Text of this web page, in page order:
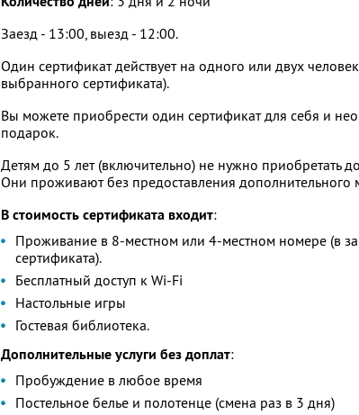
Заезд - 13:00, выезд - 12:00.
Один сертификат действует на одного или двух
выбранного сертификата).
Вы можете приобрести один сертификат для себя и
подарок.
Детям до 5 лет (включительно) не нужно приобретать
Они проживают без предоставления дополнительного
В стоимость сертификата входит:
Проживание в 8-местном или 4-местном номере (в
сертификата).
Бесплатный доступ к Wi-Fi
Настольные игры
Гостевая библиотека.
Дополнительные услуги без доплат:
Пробуждение в любое время
Постельное белье и полотенце (смена раз в 3 дня)